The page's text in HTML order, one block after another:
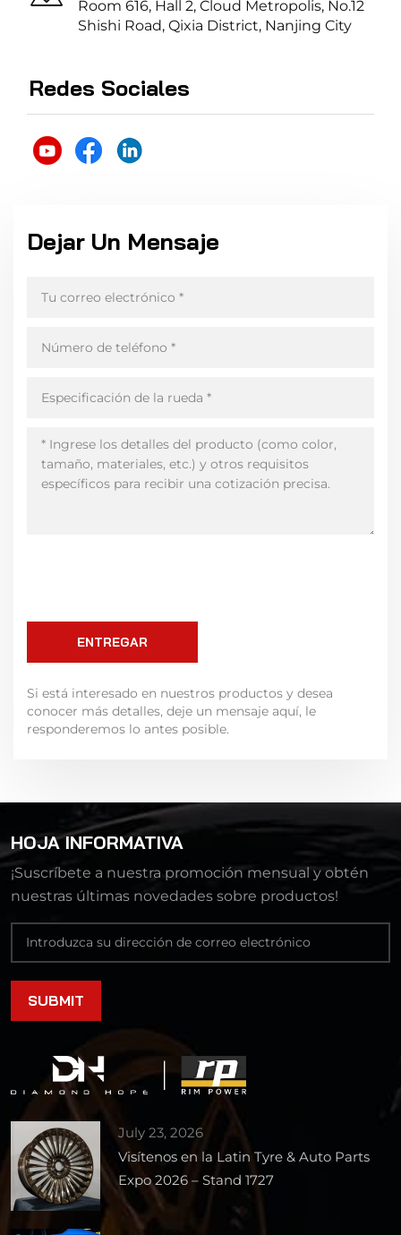
Room 616, Hall 2, Cloud Metropolis, No.12
Shishi Road, Qixia District, Nanjing City
Redes Sociales
Dejar Un Mensaje
ENTREGAR
Si está interesado en nuestros productos y desea
conocer más detalles, deje un mensaje aquí, le
responderemos lo antes posible.
HOJA INFORMATIVA
¡Suscríbete a nuestra promoción mensual y obtén
nuestras últimas novedades sobre productos!
July 23, 2026
Visítenos en la Latin Tyre & Auto Parts
Expo 2026 – Stand 1727